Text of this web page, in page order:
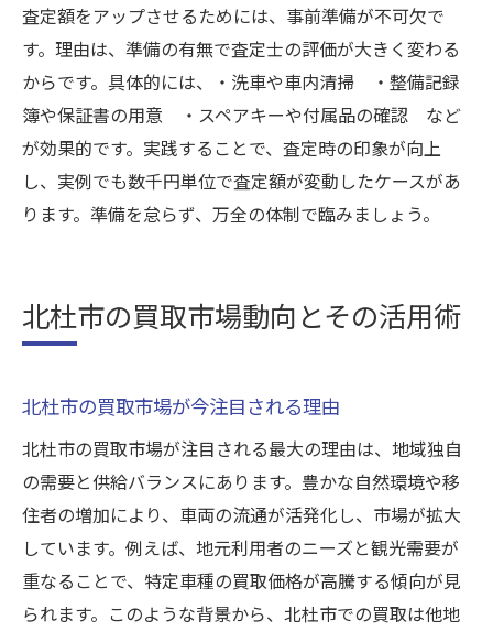
査定額をアップさせるためには、事前準備が不可欠で
す。理由は、準備の有無で査定士の評価が大きく変わる
からです。具体的には、・洗車や車内清掃 ・整備記録
簿や保証書の用意 ・スペアキーや付属品の確認 など
が効果的です。実践することで、査定時の印象が向上
し、実例でも数千円単位で査定額が変動したケースがあ
ります。準備を怠らず、万全の体制で臨みましょう。
北杜市の買取市場動向とその活用術
北杜市の買取市場が今注目される理由
北杜市の買取市場が注目される最大の理由は、地域独自
の需要と供給バランスにあります。豊かな自然環境や移
住者の増加により、車両の流通が活発化し、市場が拡大
しています。例えば、地元利用者のニーズと観光需要が
重なることで、特定車種の買取価格が高騰する傾向が見
られます。このような背景から、北杜市での買取は他地